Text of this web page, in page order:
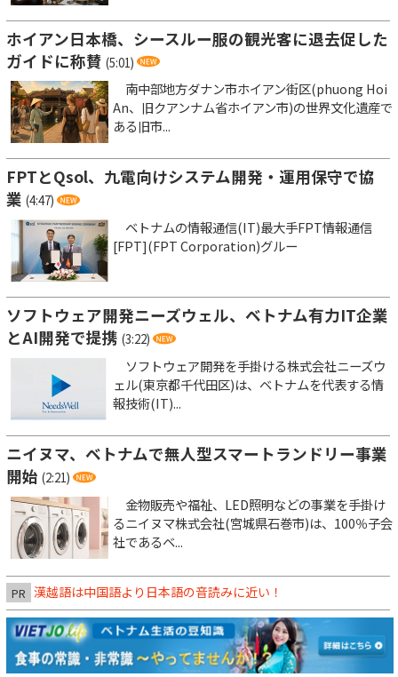
ホイアン日本橋、シースルー服の観光客に退去促した
ガイドに称賛 (5:01)
南中部地方ダナン市ホイアン街区(phuong Hoi
An、旧クアンナム省ホイアン市)の世界文化遺産で
ある旧市...
FPTとQsol、九電向けシステム開発・運用保守で協
業 (4:47)
ベトナムの情報通信(IT)最大手FPT情報通信
[FPT](FPT Corporation)グルー
ソフトウェア開発ニーズウェル、ベトナム有力IT企業
とAI開発で提携 (3:22)
ソフトウェア開発を手掛ける株式会社ニーズウ
ェル(東京都千代田区)は、ベトナムを代表する情
報技術(IT)...
ニイヌマ、ベトナムで無人型スマートランドリー事業
開始 (2:21)
金物販売や福祉、LED照明などの事業を手掛け
るニイヌマ株式会社(宮城県石巻市)は、100％子会
社であるベ...
PR 漢越語は中国語より日本語の音読みに近い！